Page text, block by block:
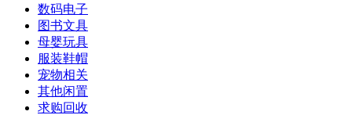
数码电子
图书文具
母婴玩具
服装鞋帽
宠物相关
其他闲置
求购回收